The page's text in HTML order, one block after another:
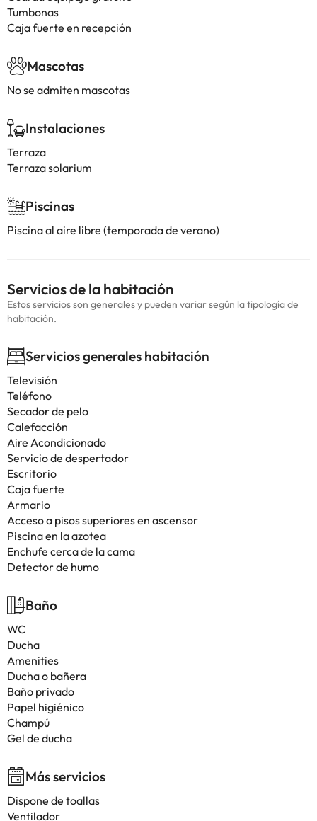
Tumbonas
Caja fuerte en recepción
Mascotas
No se admiten mascotas
Instalaciones
Terraza
Terraza solarium
Piscinas
Piscina al aire libre (temporada de verano)
Servicios de la habitación
Estos servicios son generales y pueden variar según la tipología de
habitación.
Servicios generales habitación
Televisión
Teléfono
Secador de pelo
Calefacción
Aire Acondicionado
Servicio de despertador
Escritorio
Caja fuerte
Armario
Acceso a pisos superiores en ascensor
Piscina en la azotea
Enchufe cerca de la cama
Detector de humo
Baño
WC
Ducha
Amenities
Ducha o bañera
Baño privado
Papel higiénico
Champú
Gel de ducha
Más servicios
Dispone de toallas
Ventilador